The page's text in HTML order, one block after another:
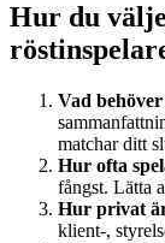
Hur du
Vad
matchar ditt
Hur ofta
fångst. Lätta
Hur privat
klient-,